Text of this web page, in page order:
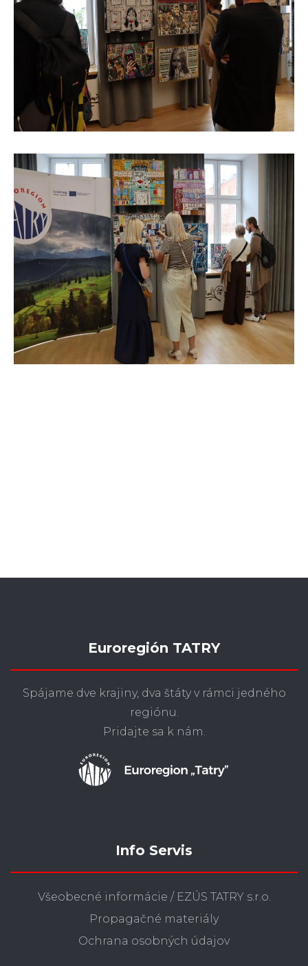
Euroregión TATRY
Spájame dve krajiny, dva štáty v rámci jedného
regiónu.
Pridajte sa k nám.
Info Servis
Všeobecné informácie / EZÚS TATRY s.r.o.
Propagačné materiály
Ochrana osobných údajov